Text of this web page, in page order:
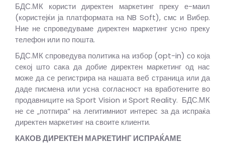
БДС.МК користи директен маркетинг преку е-маил
(користејќи ја платформата на NB Soft), смс и Вибер.
Ние не спроведуваме директен маркетинг усно преку
телефон или по пошта.
БДС.МК спроведува политика на избор (opt-in) со која
секој што сака да добие директен маркетинг од нас
може да се регистрира на нашата веб страница или да
даде писмена или усна согласност на вработените во
продавниците на Sport Vision и Sport Reality. БДС.МК
не се „потпира“ на легитимниот интерес за да испраќа
директен маркетинг на своите клиенти.
КАКОВ ДИРЕКТЕН МАРКЕТИНГ ИСПРАЌАМЕ